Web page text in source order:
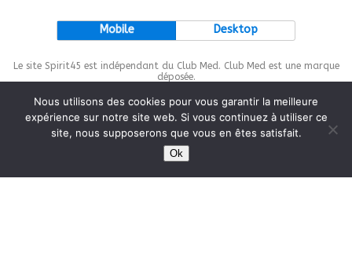
Mobile Desktop
Le site Spirit45 est indépendant du Club Med. Club Med est une marque
déposée.
This site is protected bywp-copyrightpro.com
Nous utilisons des cookies pour vous garantir la meilleure
expérience sur notre site web. Si vous continuez à utiliser ce
site, nous supposerons que vous en êtes satisfait.
Ok